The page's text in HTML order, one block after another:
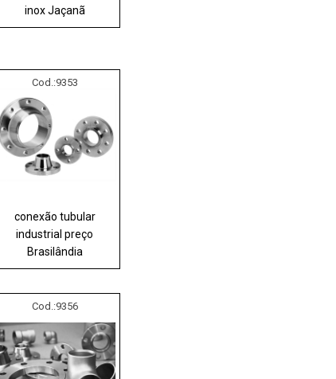
inox Jaçanã
Cod.:9353
conexão tubular
industrial preço
Brasilândia
Cod.:9356